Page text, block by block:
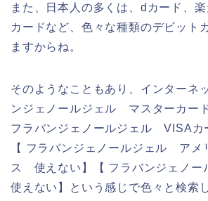
また、日本人の多くは、dカード、
カードなど、色々な種類のデビット
ますからね。
そのようなこともあり、インターネ
ンジェノールジェル マスターカー
フラバンジェノールジェル VISAカ
【 フラバンジェノールジェル アメ
ス 使えない】【 フラバンジェノ
使えない】という感じで色々と検索